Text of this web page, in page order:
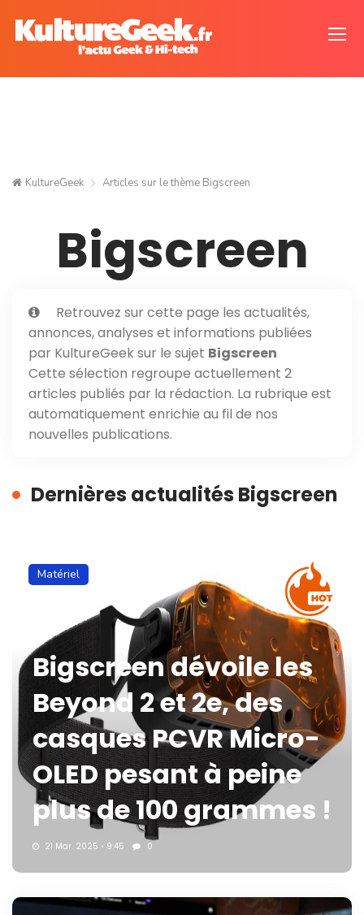
KultureGeek Articles sur le thème Bigscreen
Bigscreen
Retrouvez sur cette page les actualités,
annonces, analyses et informations publiées
par KultureGeek sur le sujet Bigscreen
Cette sélection regroupe actuellement 2
articles publiés par la rédaction. La rubrique est
automatiquement enrichie au fil de nos
nouvelles publications.
Dernières actualités Bigscreen
Matériel
Bigscreen dévoile les
Beyond 2 et 2e, des
casques PCVR Micro-
OLED pesant à peine
plus de 100 grammes !
21 Mar. 2025 • 9:45 0